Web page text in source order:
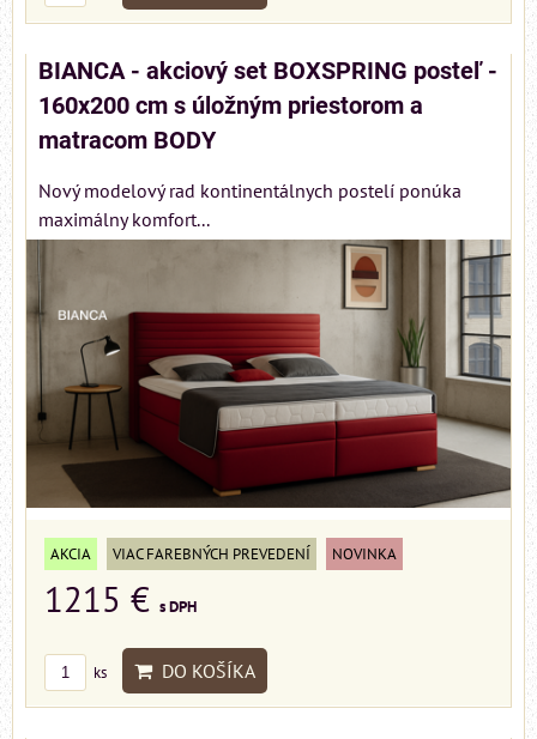
BIANCA - akciový set BOXSPRING posteľ -
160x200 cm s úložným priestorom a
matracom BODY
Nový modelový rad kontinentálnych postelí ponúka
maximálny komfort...
AKCIA VIAC FAREBNÝCH PREVEDENÍ NOVINKA
1215 € s DPH
ks DO KOŠÍKA